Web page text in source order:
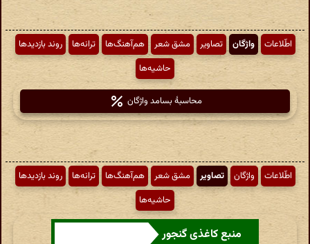
اطّلاعات واژگان تصاویر مشق شعر هم‌آهنگ‌ها ترانه‌ها
روند بازدیدها
حاشیه‌ها
محاسبهٔ بسامد واژگان
اطّلاعات واژگان تصاویر مشق شعر هم‌آهنگ‌ها ترانه‌ها
روند بازدیدها
حاشیه‌ها
منبع کاغذی گنجور